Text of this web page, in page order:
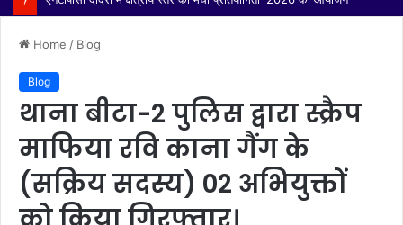
Home / Blog
Blog
थाना बीटा-2 पुलिस द्वारा स्क्रैप
माफिया रवि काना गैंग के
(सक्रिय सदस्य) 02 अभियुक्तों